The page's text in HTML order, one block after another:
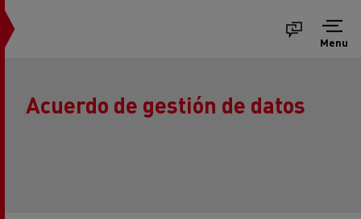
Menu
Acuerdo de gestión de datos